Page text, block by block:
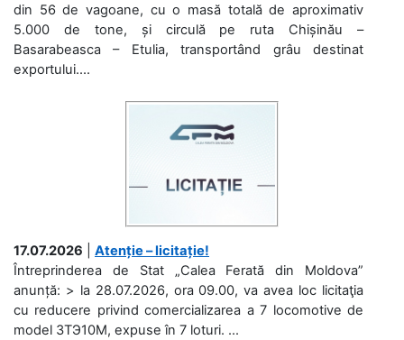
din 56 de vagoane, cu o masă totală de aproximativ
5.000 de tone, și circulă pe ruta Chișinău –
Basarabeasca – Etulia, transportând grâu destinat
exportului....
17.07.2026
Atenție – licitație!
Întreprinderea de Stat „Calea Ferată din Moldova”
anunță: > la 28.07.2026, ora 09.00, va avea loc licitaţia
cu reducere privind comercializarea a 7 locomotive de
model 3ТЭ10М, expuse în 7 loturi. ...